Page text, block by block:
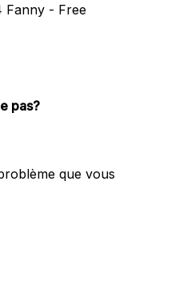
Fanny - Free
pas?
que vous